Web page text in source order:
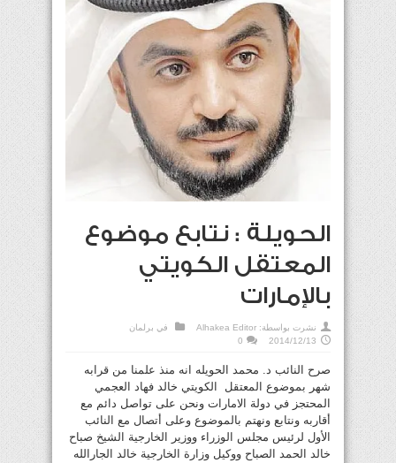
الحويلة : نتابع موضوع
المعتقل الكويتي
بالإمارات
نشرت بواسطة: Alhakea Editor في برلمان
2014/12/13
0
صرح النائب د. محمد الحويله انه منذ علمنا من قرابه
شهر بموضوع المعتقل الكويتي خالد فهاد العجمي
المحتجز في دولة الامارات ونحن على تواصل دائم مع
أقاربه ونتابع ونهتم بالموضوع وعلى أتصال مع النائب
الأول لرئيس مجلس الوزراء ووزير الخارجية الشيخ صباح
خالد الحمد الصباح ووكيل وزارة الخارجية خالد الجارالله